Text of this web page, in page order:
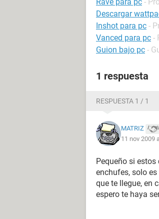
Descargar
Inshot para pc -
Vanced para pc -
Guion bajo pc -
1 respuesta
RESPUESTA 1 / 1
MATRIZ
11 nov 2009
Pequeño si
enchufes, solo
que te llegue, en
espero te haya